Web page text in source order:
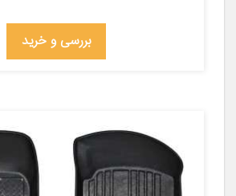
بررسی و خرید